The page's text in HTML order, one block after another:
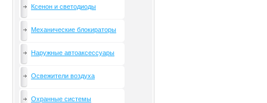
Ксенон и светодиоды
Механические блокираторы
Наружные автоаксессуары
Освежители воздуха
Охранные системы